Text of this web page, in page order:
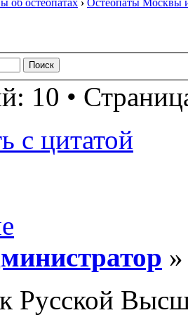
об остеопатах › Остеопаты Москвы
10 •
с цитатой
Русской